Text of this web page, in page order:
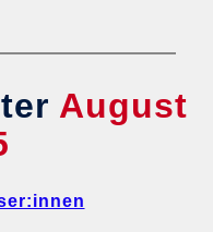
August